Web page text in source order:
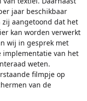
jaar beschikbaar
aangetoond dat het
kan worden verwerkt
wij in gesprek met
implementatie van het
weten.
filmpje op
van de